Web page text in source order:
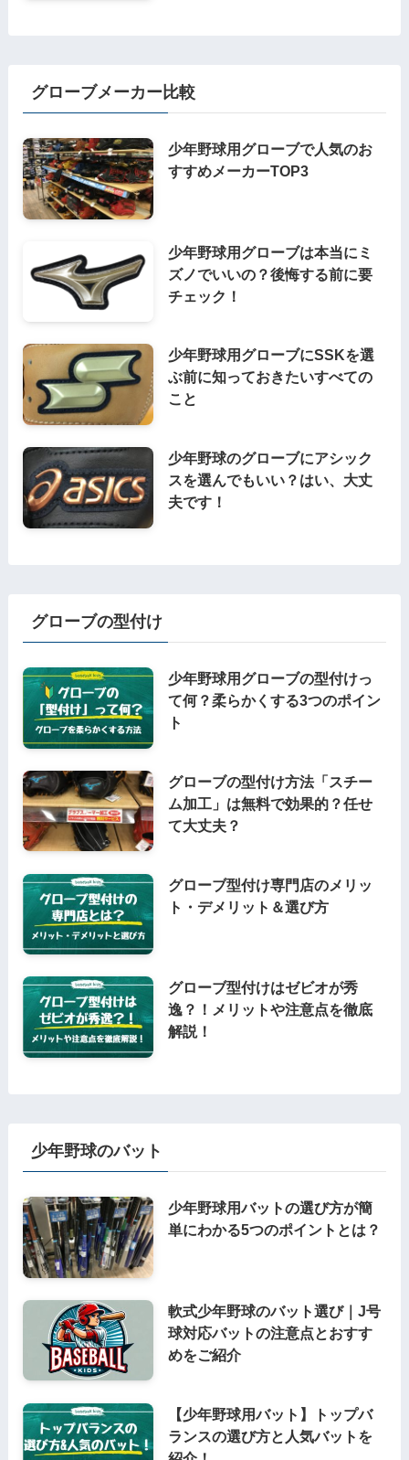
グローブメーカー比較
少年野球用グローブで人気のお
すすめメーカーTOP3
少年野球用グローブは本当にミ
ズノでいいの？後悔する前に要
チェック！
少年野球用グローブにSSKを選
ぶ前に知っておきたいすべての
こと
少年野球のグローブにアシック
スを選んでもいい？はい、大丈
夫です！
グローブの型付け
少年野球用グローブの型付けっ
て何？柔らかくする3つのポイン
ト
グローブの型付け方法「スチー
ム加工」は無料で効果的？任せ
て大丈夫？
グローブ型付け専門店のメリッ
ト・デメリット＆選び方
グローブ型付けはゼビオが秀
逸？！メリットや注意点を徹底
解説！
少年野球のバット
少年野球用バットの選び方が簡
単にわかる5つのポイントとは？
軟式少年野球のバット選び｜J号
球対応バットの注意点とおすす
めをご紹介
【少年野球用バット】トップバ
ランスの選び方と人気バットを